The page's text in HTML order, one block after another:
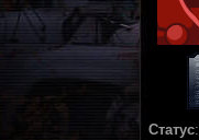
Статус: